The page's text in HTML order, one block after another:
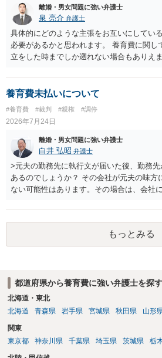
離婚・男女問題に強い弁護士
泉 亮介 弁護士
具体的にどのような主張をお互いにしてい
必要があるかと思われます。 養育費に関し
立をした時までしか遡れない場合もありえ
養育費に関するやりとり等があればそちら
あるでしょう。 公開相談の場での回答より
養育費未払いについて
#養育費 #裁判 #親権 #調停
2026年7月24日
離婚・男女問題に強い弁護士
白井 弘昭 弁護士
>元夫の勤務先に執行文が届いた後、勤務
あるのでしょうか？ その会社が元夫の味方
ない可能性はあります。その場合は、会社
押さえ、元夫名義の車の差し押さえ競売な
きなかった場合は、公正証書の原本は戻っ
ても取れなくても、執行裁判所に原本の還
す。 ＞他の弁護士さんに再度依頼できるの
もっとみる
都道府県から養育費に強い弁護士を探す
北海道・東北
北海道
青森県 岩手県 宮城県 秋田県 山形
関東
東京都
神奈川県 千葉県 埼玉県 茨城県 栃